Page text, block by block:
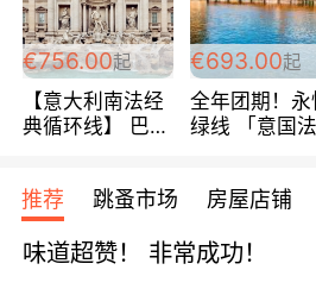
€756.00起
【意大利南法经
典循环线】 巴黎
宾馆 108欧/天起
全程756欧/位
€693.00起
全年团期！永
绿线 「意国法
欧/天起 ~包
推荐 跳蚤市场 房屋店铺
味道超赞！ 非常成功！